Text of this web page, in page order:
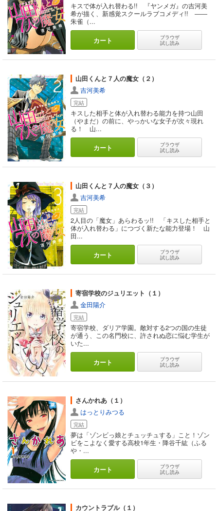
キスで体が入れ替わる!! 『ヤンメガ』の吉河美
希が描く、新感覚スクールラブコメディ!! ――
朱雀（...
カート
ブラウザ
試し読み
山田くんと７人の魔女（２）
吉河美希
完結
キスした相手と体が入れ替わる能力を持つ山田
（やまだ）の前に、やっかいな女子が次々現れ
る！ 山...
カート
ブラウザ
試し読み
山田くんと７人の魔女（３）
吉河美希
完結
2人目の「魔女」あらわるッ!! 「キスした相手と
体が入れ替わる」につづく新たな能力登場！ 山
田...
カート
ブラウザ
試し読み
寄宿学校のジュリエット（１）
金田陽介
完結
寄宿学校、ダリア学園。敵対する2つの国の生徒
が通う、この名門校に、許されぬ恋に悩む学生が
いた...
カート
ブラウザ
試し読み
さんかれあ（１）
はっとりみつる
完結
夢は「ゾンビっ娘とチュッチュする」こと！ゾン
ビをこよなく愛する高校1年生・降谷千紘（ふる
や・...
カート
ブラウザ
試し読み
カウントラブル（１）